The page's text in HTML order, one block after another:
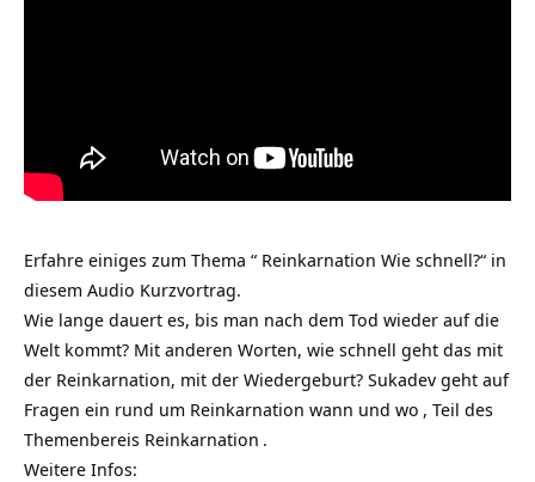
Erfahre einiges zum Thema “ Reinkarnation Wie schnell?“ in
diesem Audio Kurzvortrag.
Wie lange dauert es, bis man nach dem Tod wieder auf die
Welt kommt? Mit anderen Worten, wie schnell geht das mit
der Reinkarnation, mit der Wiedergeburt? Sukadev geht auf
Fragen ein rund um Reinkarnation wann und wo , Teil des
Themenbereis Reinkarnation .
Weitere Infos: